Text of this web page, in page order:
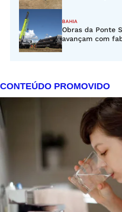
BAHIA
Obras da Ponte
avançam com